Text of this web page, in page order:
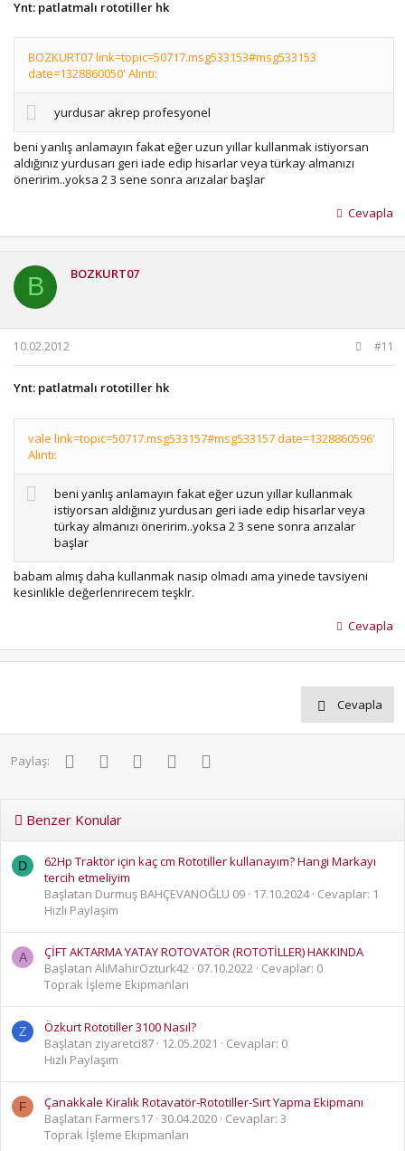
Ynt: patlatmalı rototiller hk
BOZKURT07 link=topic=50717.msg533153#msg533153
date=1328860050' Alıntı:
yurdusar akrep profesyonel
beni yanlış anlamayın fakat eğer uzun yıllar kullanmak istiyorsan
aldığınız yurdusarı geri iade edip hisarlar veya türkay almanızı
öneririm..yoksa 2 3 sene sonra arızalar başlar
Cevapla
B BOZKURT07
10.02.2012 #11
Ynt: patlatmalı rototiller hk
vale link=topic=50717.msg533157#msg533157 date=1328860596'
Alıntı:
beni yanlış anlamayın fakat eğer uzun yıllar kullanmak
istiyorsan aldığınız yurdusarı geri iade edip hisarlar veya
türkay almanızı öneririm..yoksa 2 3 sene sonra arızalar
başlar
babam almış daha kullanmak nasip olmadı ama yinede tavsiyeni
kesinlikle değerlenrirecem teşklr.
Cevapla
Cevapla
Paylaş: FacebookTwitter PinterestWhatsApp
Benzer Konular
D
62Hp Traktör için kaç cm Rototiller kullanayım? Hangi Markayı
tercih etmeliyim
Başlatan Durmuş BAHÇEVANOĞLU 09
17.10.2024 Cevaplar: 1
Hızlı Paylaşım
A
ÇİFT AKTARMA YATAY ROTOVATÖR (ROTOTİLLER) HAKKINDA
Başlatan AliMahirOzturk42 07.10.2022 Cevaplar: 0
Toprak İşleme Ekipmanları
Z
Özkurt Rototiller 3100 Nasıl?
Başlatan ziyaretci87
12.05.2021
Cevaplar: 0
Hızlı Paylaşım
F
Çanakkale Kiralık Rotavatör-Rototiller-Sırt Yapma Ekipmanı
Başlatan Farmers17 30.04.2020 Cevaplar: 3
Toprak İşleme Ekipmanları